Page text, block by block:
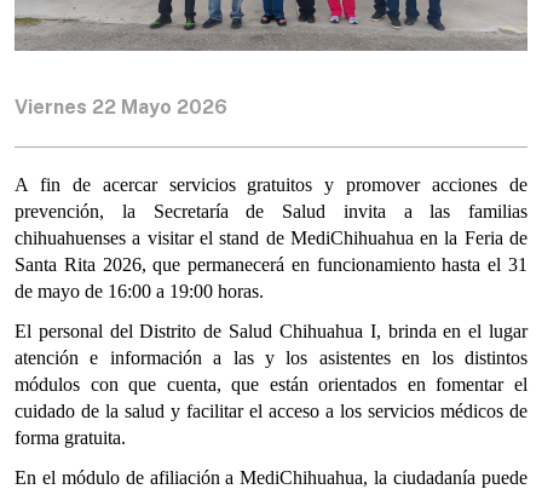
Viernes 22 Mayo 2026
A fin de acercar servicios gratuitos y promover acciones de
prevención, la Secretaría de Salud invita a las familias
chihuahuenses a visitar el stand de MediChihuahua en la Feria de
Santa Rita 2026, que permanecerá en funcionamiento hasta el 31
de mayo de 16:00 a 19:00 horas.
El personal del Distrito de Salud Chihuahua I, brinda en el lugar
atención e información a las y los asistentes en los distintos
módulos con que cuenta, que están orientados en fomentar el
cuidado de la salud y facilitar el acceso a los servicios médicos de
forma gratuita.
En el módulo de afiliación a MediChihuahua, la ciudadanía puede